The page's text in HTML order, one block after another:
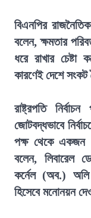
বিএনপির
বলেন, ক্ষমতার
ধরে রাখার
কারণেই দেশে সংকট
রাষ্ট্রপতি
জোটবদ্ধভাবে
পক্ষ থেকে একজন
বলেন, লিবারেল
কর্নেল (অব.) অলি
হিসেবে মনোনয়ন